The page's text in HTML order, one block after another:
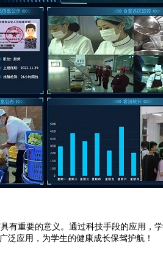
重要的意义。通过科技手段的应用，
泛应用，为学生的健康成长保驾护航！